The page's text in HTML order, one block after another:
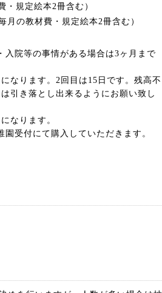
規定絵本2冊含む）
の教材費・規定絵本2冊含む）
入院等の事情がある場合は3ヶ月まで
なります。2回目は15日です。残高不
引き落とし出来るようにお願い致し
なります。
受付にて購入していただきます。